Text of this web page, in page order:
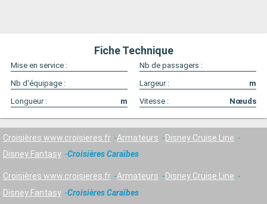
Fiche Technique
Mise en service :
Nb de passagers :
Nb d'équipage :
Largeur :
m
Longueur :
m Vitesse : Nœuds
Croisières www.croisieres.fr Armateurs
Disney Cruise Line
Disney Fantasy
Croisières Caraïbes
Croisières www.croisieres.fr Armateurs
Disney Cruise Line
Disney Fantasy
Croisières Caraïbes